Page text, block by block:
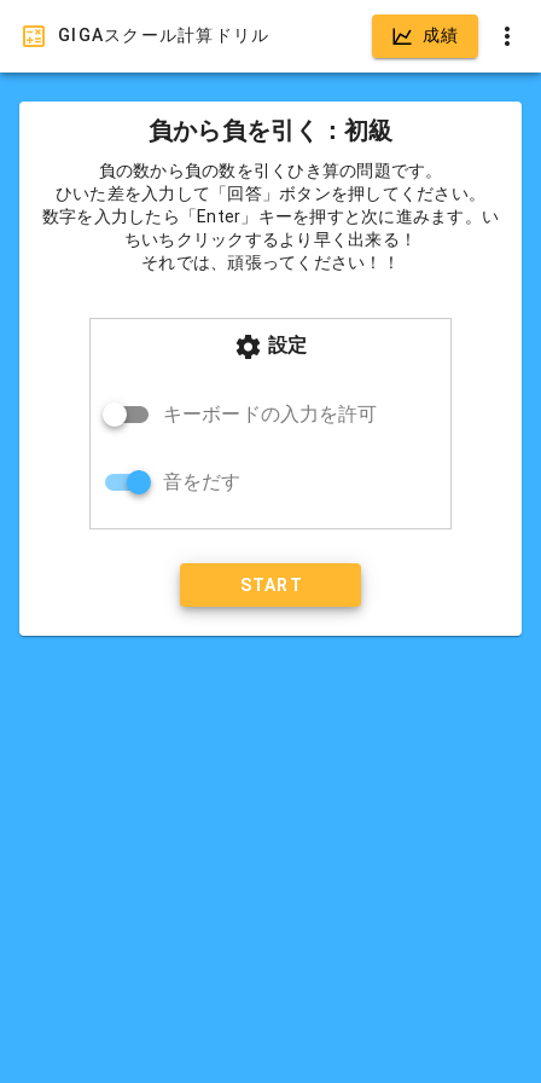
GIGAスクール計算ドリル 成績
負から負を引く：初級
負の数から負の数を引くひき算の問題です。
ひいた差を入力して「回答」ボタンを押してください。
数字を入力したら「Enter」キーを押すと次に進みます。い
ちいちクリックするより早く出来る！
それでは、頑張ってください！！
設定
キーボードの入力を許可
音をだす
START